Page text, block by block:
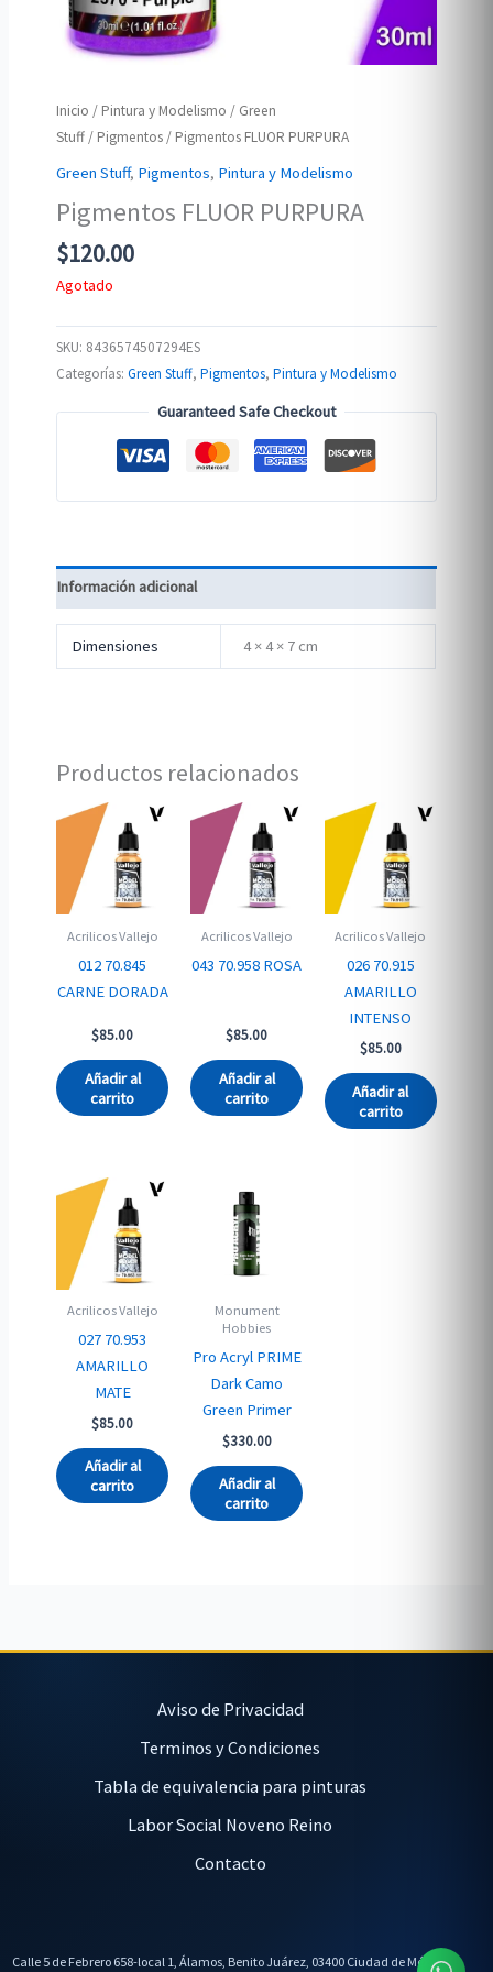
Inicio / Pintura y Modelismo / Green
Stuff / Pigmentos / Pigmentos FLUOR PURPURA
Green Stuff, Pigmentos, Pintura y Modelismo
Pigmentos FLUOR PURPURA
$120.00
Agotado
SKU: 8436574507294ES
Categorías:Green Stuff,Pigmentos,Pintura y Modelismo
Guaranteed Safe Checkout
Información adicional
Dimensiones 4 × 4 × 7 cm
Productos relacionados
Acrilicos Vallejo
012 70.845
CARNE DORADA
$85.00
Añadir al
carrito
Acrilicos Vallejo
043 70.958 ROSA
$85.00
Añadir al
carrito
Acrilicos Vallejo
026 70.915
AMARILLO
INTENSO
$85.00
Añadir al
carrito
Acrilicos Vallejo
027 70.953
AMARILLO
MATE
$85.00
Añadir al
carrito
Monument
Hobbies
Pro Acryl PRIME
Dark Camo
Green Primer
$330.00
Añadir al
carrito
Aviso de Privacidad
Terminos y Condiciones
Tabla de equivalencia para pinturas
Labor Social Noveno Reino
Contacto
Calle 5 de Febrero 658-local 1, Álamos, Benito Juárez, 03400 Ciudad de México,